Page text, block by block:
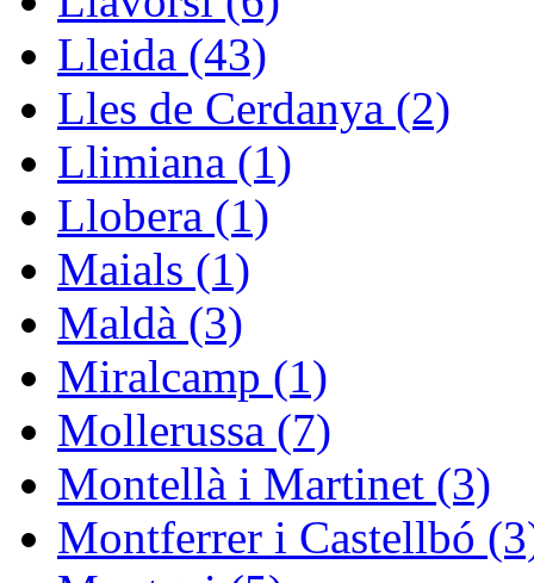
Lleida (43)
Lles de Cerdanya (2)
Llimiana (1)
Llobera (1)
Maials (1)
Maldà (3)
Miralcamp (1)
Mollerussa (7)
Montellà i Martinet (3)
Montferrer i Castellbó